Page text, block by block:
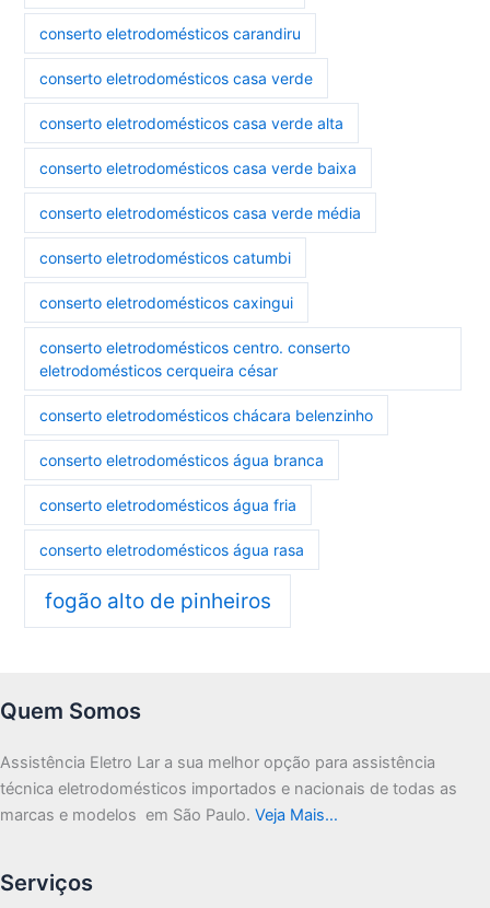
conserto eletrodomésticos carandiru
conserto eletrodomésticos casa verde
conserto eletrodomésticos casa verde alta
conserto eletrodomésticos casa verde baixa
conserto eletrodomésticos casa verde média
conserto eletrodomésticos catumbi
conserto eletrodomésticos caxingui
conserto eletrodomésticos centro. conserto
eletrodomésticos cerqueira césar
conserto eletrodomésticos chácara belenzinho
conserto eletrodomésticos água branca
conserto eletrodomésticos água fria
conserto eletrodomésticos água rasa
fogão alto de pinheiros
Quem Somos
Assistência Eletro Lar a sua melhor opção para assistência
técnica eletrodomésticos importados e nacionais de todas as
marcas e modelos em São Paulo. Veja Mais…
Serviços